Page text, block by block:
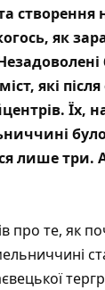
створення
як
які після
Їх,
лише три.
про те, як